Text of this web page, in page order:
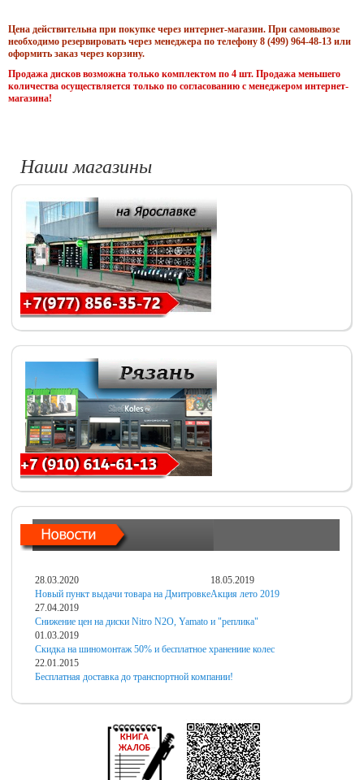
Цена действительна при покупке через интернет-магазин. При самовывозе
необходимо резервировать через менеджера по телефону 8 (499) 964-48-13 или
оформить заказ через корзину.
Продажа дисков возможна только комплектом по 4 шт. Продажа меньшего
количества осуществляется только по согласованию с менеджером интернет-
магазина!
Наши магазины
28.03.2020
Новый пункт выдачи товара на Дмитровке
18.05.2019
Акция лето 2019
27.04.2019
Снижение цен на диски Nitro N2O, Yamato и "реплика"
01.03.2019
Скидка на шиномонтаж 50% и бесплатное хранениие колес
22.01.2015
Бесплатная доставка до транспортной компании!